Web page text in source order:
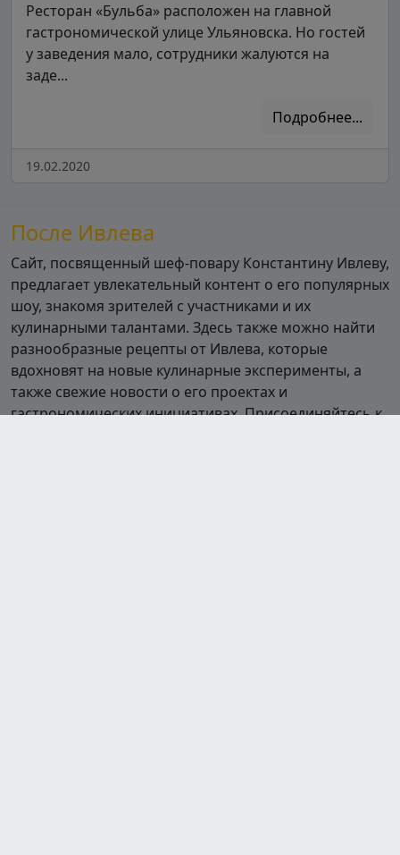
Ресторан «Бульба» расположен на главной
гастрономической улице Ульяновска. Но гостей
у заведения мало, сотрудники жалуются на
заде...
Подробнее...
19.02.2020
После Ивлева
Сайт, посвященный шеф-повару Константину Ивлеву,
предлагает увлекательный контент о его популярных
шоу, знакомя зрителей с участниками и их
кулинарными талантами. Здесь также можно найти
разнообразные рецепты от Ивлева, которые
вдохновят на новые кулинарные эксперименты, а
также свежие новости о его проектах и
гастрономических инициативах. Присоединяйтесь к